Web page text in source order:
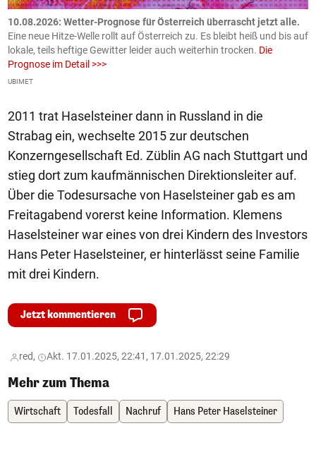
10.08.2026: Wetter-Prognose für Österreich überrascht jetzt alle.
Eine neue Hitze-Welle rollt auf Österreich zu. Es bleibt heiß und bis auf
lokale, teils heftige Gewitter leider auch weiterhin trocken. Die
Prognose im Detail >>>
UBIMET
2011 trat Haselsteiner dann in Russland in die
Strabag ein, wechselte 2015 zur deutschen
Konzerngesellschaft Ed. Züblin AG nach Stuttgart und
stieg dort zum kaufmännischen Direktionsleiter auf.
Über die Todesursache von Haselsteiner gab es am
Freitagabend vorerst keine Information. Klemens
Haselsteiner war eines von drei Kindern des Investors
Hans Peter Haselsteiner, er hinterlässt seine Familie
mit drei Kindern.
Jetzt kommentieren
red, Akt. 17.01.2025, 22:41, 17.01.2025, 22:29
Mehr zum Thema
Wirtschaft Todesfall Nachruf Hans Peter Haselsteiner